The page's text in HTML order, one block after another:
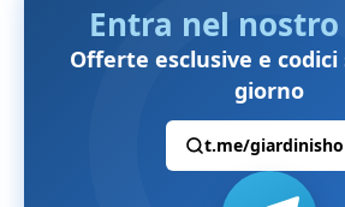
Entra nel
Offerte esclusive e
giorno
t.me/